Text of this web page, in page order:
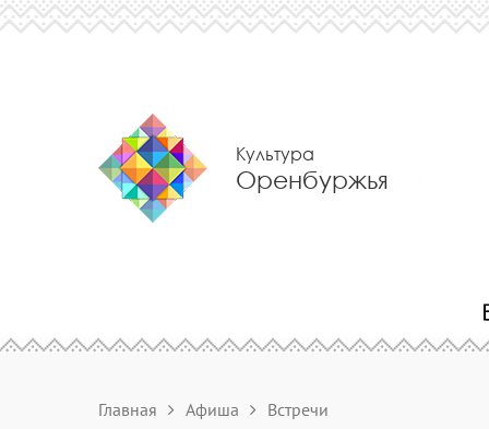
Культура
Оренбуржья
Главная Афиша Встречи